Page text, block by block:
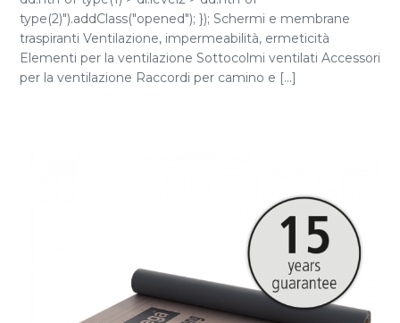
type(2)").addClass("opened"); }); Schermi e membrane
traspiranti Ventilazione, impermeabilità, ermeticità
Elementi per la ventilazione Sottocolmi ventilati Accessori
per la ventilazione Raccordi per camino e [...]